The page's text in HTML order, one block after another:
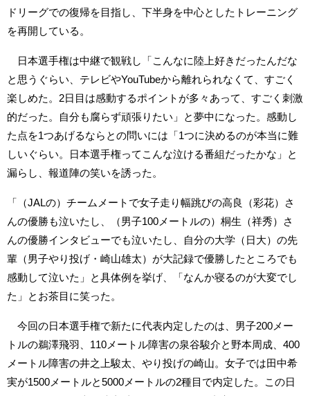
ドリーグでの復帰を目指し、下半身を中心としたトレーニング
を再開している。
日本選手権は中継で観戦し「こんなに陸上好きだったんだな
と思うぐらい、テレビやYouTubeから離れられなくて、すごく
楽しめた。2日目は感動するポイントが多々あって、すごく刺激
的だった。自分も腐らず頑張りたい」と夢中になった。感動し
た点を1つあげるならとの問いには「1つに決めるのが本当に難
しいぐらい。日本選手権ってこんな泣ける番組だったかな」と
漏らし、報道陣の笑いを誘った。
「（JALの）チームメートで女子走り幅跳びの高良（彩花）さ
んの優勝も泣いたし、（男子100メートルの）桐生（祥秀）さ
んの優勝インタビューでも泣いたし、自分の大学（日大）の先
輩（男子やり投げ・崎山雄太）が大記録で優勝したところでも
感動して泣いた」と具体例を挙げ、「なんか寝るのが大変でし
た」とお茶目に笑った。
今回の日本選手権で新たに代表内定したのは、男子200メー
トルの鵜澤飛羽、110メートル障害の泉谷駿介と野本周成、400
メートル障害の井之上駿太、やり投げの崎山。女子では田中希
実が1500メートルと5000メートルの2種目で内定した。この日